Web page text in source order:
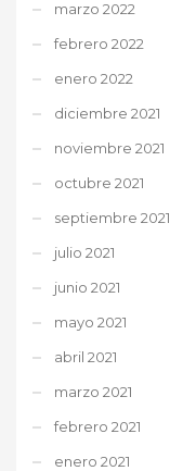
marzo 2022
febrero 2022
enero 2022
diciembre 2021
noviembre 2021
octubre 2021
septiembre 2021
julio 2021
junio 2021
mayo 2021
abril 2021
marzo 2021
febrero 2021
enero 2021